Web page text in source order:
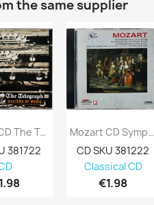
the same supplier
Mozart CD The Telegraph Masters Of Music...
381722
Mozart CD Symphony 32 , Symphony 29 Kansi...
CD SKU 381222
Classical CD
€1.98